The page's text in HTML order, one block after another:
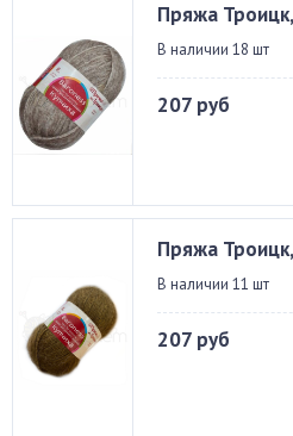
Пряжа
В наличии 18 шт
207 руб
Пряжа
В наличии 11 шт
207 руб